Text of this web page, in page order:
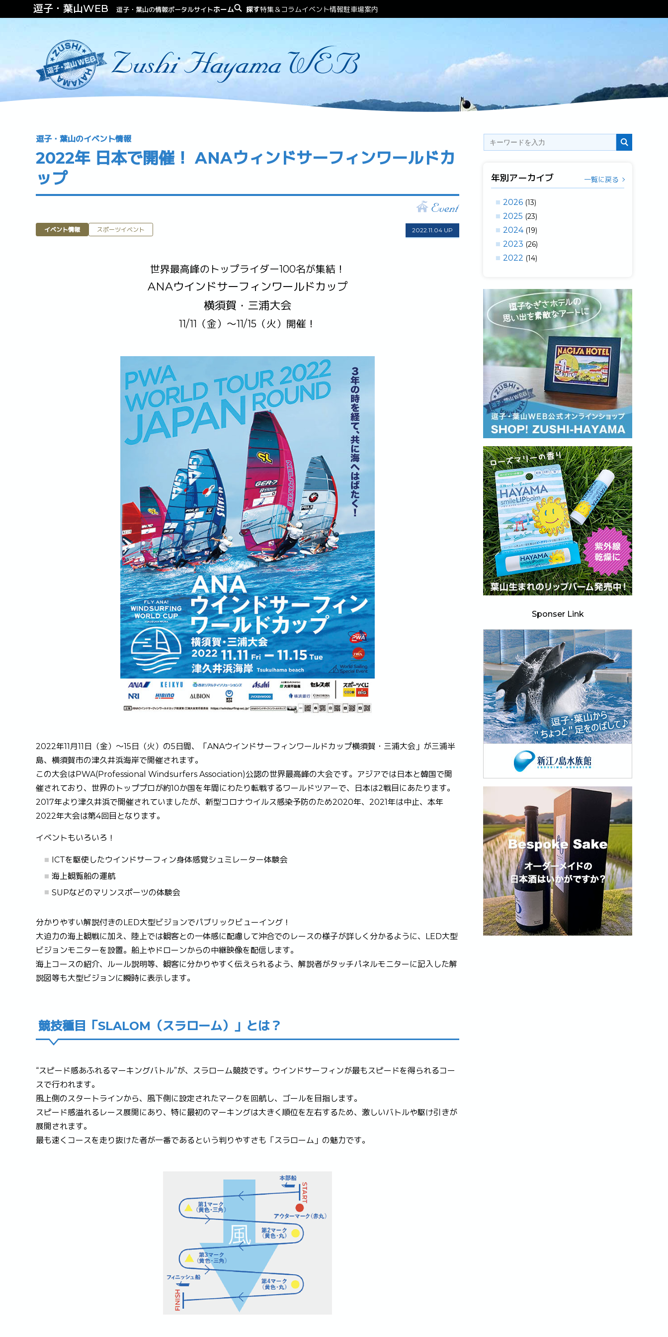
逗子・葉山WEB 逗子・葉山の情報ポータルサイトホーム 探す特集＆コラムイベント情報駐車場案内
逗子・葉山のイベント情報
2022年 日本で開催！ ANAウィンドサーフィンワールドカ
ップ
イベント情報 スポーツイベント 2022.11.04 UP
世界最高峰のトップライダー100名が集結！
ANAウインドサーフィンワールドカップ
横須賀・三浦大会
11/11（金）～11/15（火）開催！
2022年11月11日（金）～15日（火）の5日間、「ANAウインドサーフィンワールドカップ横須賀・三浦大会」が三浦半
島、横須賀市の津久井浜海岸で開催されます。
この大会はPWA(Professional Windsurfers Association)公認の世界最高峰の大会です。アジアでは日本と韓国で開
催されており、世界のトッププロが約10か国を年間にわたり転戦するワールドツアーで、日本は2戦目にあたります。
2017年より津久井浜で開催されていましたが、新型コロナウイルス感染予防のため2020年、2021年は中止、本年
2022年大会は第4回目となります。
イベントもいろいろ！
ICTを駆使したウインドサーフィン身体感覚シュミレーター体験会
海上観覧船の運航
SUPなどのマリンスポーツの体験会
分かりやすい解説付きのLED大型ビジョンでパブリックビューイング！
大迫力の海上観戦に加え、陸上では観客との一体感に配慮して沖合でのレースの様子が詳しく分かるように、LED大型
ビジョンモニターを設置。船上やドローンからの中継映像を配信します。
海上コースの紹介、ルール説明等、観客に分かりやすく伝えられるよう、解説者がタッチパネルモニターに記入した解
説図等も大型ビジョンに瞬時に表示します。
競技種目「SLALOM（スラローム）」とは？
“スピード感あふれるマーキングバトル”が、スラローム競技です。ウインドサーフィンが最もスピードを得られるコー
スで行われます。
風上側のスタートラインから、風下側に設定されたマークを回航し、ゴールを目指します。
スピード感溢れるレース展開にあり、特に最初のマーキングは大きく順位を左右するため、激しいバトルや駆け引きが
展開されます。
最も速くコースを走り抜けた者が一番であるという判りやすさも「スラローム」の魅力です。
年別アーカイブ 一覧に戻る
2026 (13)
2025 (23)
2024(19)
2023 (26)
2022 (14)
Sponser Link
ファッションビューティー不動産（住む・泊まる）